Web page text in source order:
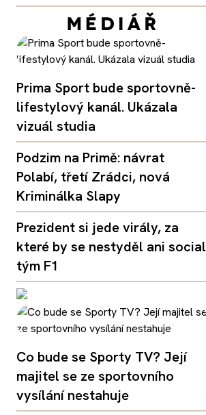
Prima Sport bude sportovně-
lifestylový kanál. Ukázala
vizuál studia
Podzim na Primě: návrat
Polabí, třetí Zrádci, nová
Kriminálka Slapy
Prezident si jede virály, za
které by se nestyděl ani social
tým F1
Co bude se Sporty TV? Její
majitel se ze sportovního
vysílání nestahuje